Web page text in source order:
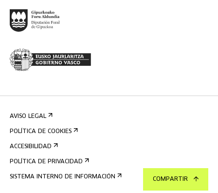
COMPARTIR
AVISO LEGAL
POLÍTICA DE COOKIES
ACCESIBILIDAD
POLÍTICA DE PRIVACIDAD
SISTEMA INTERNO DE INFORMACIÓN